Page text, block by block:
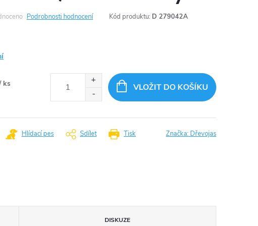
Podrobnosti hodnocení Kód produktu: D 279042A
ks
VLOŽIT DO KOŠÍKU
Tisk
Hlídací pes Sdílet Značka: Dřevojas
DISKUZE